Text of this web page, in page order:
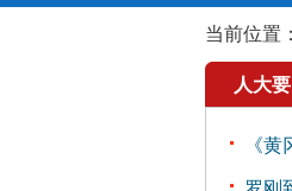
当前位置
人大
《